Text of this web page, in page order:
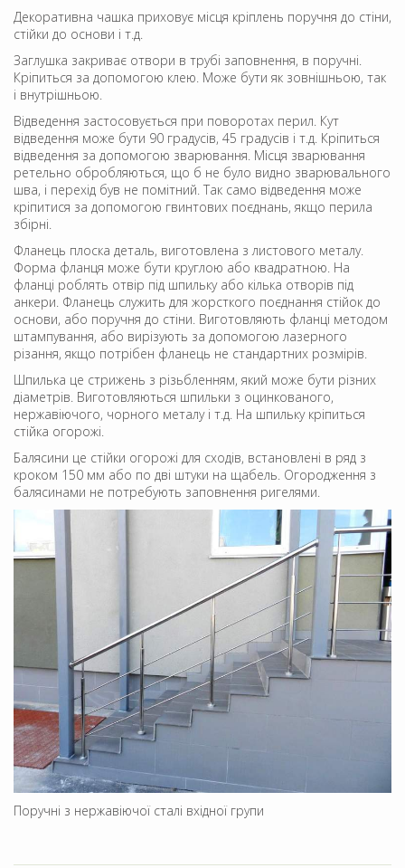
Декоративна чашка приховує місця кріплень поручня до стіни,
стійки до основи і т.д.
Заглушка закриває отвори в трубі заповнення, в поручні.
Кріпиться за допомогою клею. Може бути як зовнішньою, так
і внутрішньою.
Відведення застосовується при поворотах перил. Кут
відведення може бути 90 градусів, 45 градусів і т.д. Кріпиться
відведення за допомогою зварювання. Місця зварювання
ретельно обробляються, що б не було видно зварювального
шва, і перехід був не помітний. Так само відведення може
кріпитися за допомогою гвинтових поєднань, якщо перила
збірні.
Фланець плоска деталь, виготовлена ​​з листового металу.
Форма фланця може бути круглою або квадратною. На
фланці роблять отвір під шпильку або кілька отворів під
анкери. Фланець служить для жорсткого поєднання стійок до
основи, або поручня до стіни. Виготовляють фланці методом
штампування, або вирізують за допомогою лазерного
різання, якщо потрібен фланець не стандартних розмірів.
Шпилька це стрижень з різьбленням, який може бути різних
діаметрів. Виготовляються шпильки з оцинкованого,
нержавіючого, чорного металу і т.д. На шпильку кріпиться
стійка огорожі.
Балясини це стійки огорожі для сходів, встановлені в ряд з
кроком 150 мм або по дві штуки на щабель. Огородження з
балясинами не потребують заповнення ригелями.
Поручні з нержавіючої сталі вхідної групи